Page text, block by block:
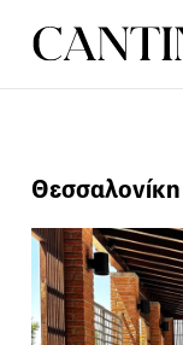
ΣΥΝΤΑΓΕΣ
Θεσσαλονίκη